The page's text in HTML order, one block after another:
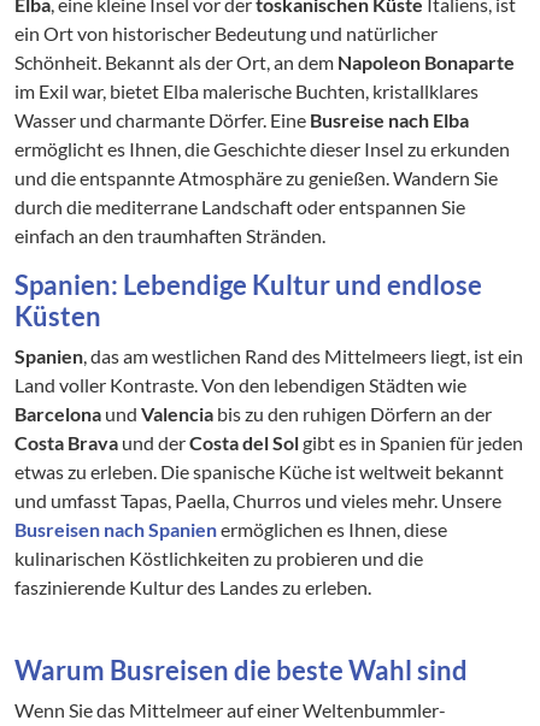
ein Ort von historischer Bedeutung und natürlicher
Schönheit. Bekannt als der Ort, an dem Napoleon Bonaparte
im Exil war, bietet Elba malerische Buchten, kristallklares
Wasser und charmante Dörfer. Eine Busreise nach Elba
ermöglicht es Ihnen, die Geschichte dieser Insel zu erkunden
und die entspannte Atmosphäre zu genießen. Wandern Sie
durch die mediterrane Landschaft oder entspannen Sie
einfach an den traumhaften Stränden.
Spanien: Lebendige Kultur und endlose
Küsten
Spanien, das am westlichen Rand des Mittelmeers liegt, ist ein
Land voller Kontraste. Von den lebendigen Städten wie
Barcelona und Valencia bis zu den ruhigen Dörfern an der
Costa Brava und derCosta del Solgibt es in Spanien für jeden
etwas zu erleben. Die spanische Küche ist weltweit bekannt
und umfasst Tapas, Paella, Churros und vieles mehr. Unsere
Busreisen nach Spanienermöglichen es Ihnen, diese
kulinarischen Köstlichkeiten zu probieren und die
faszinierende Kultur des Landes zu erleben.
Warum Busreisen die beste Wahl sind
Wenn Sie das Mittelmeer auf einer Weltenbummler-